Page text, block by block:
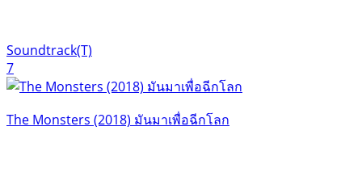
Soundtrack(T)
7
The Monsters (2018) มันมาเพื่อฉีกโลก